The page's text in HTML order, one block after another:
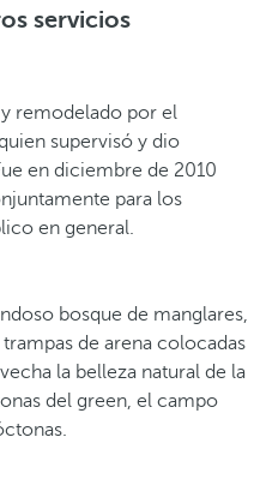
servicios
y remodelado por el
supervisó y dio
en diciembre de 2010
para los
en general.
bosque de manglares,
de arena colocadas
la belleza natural de la
del green, el campo